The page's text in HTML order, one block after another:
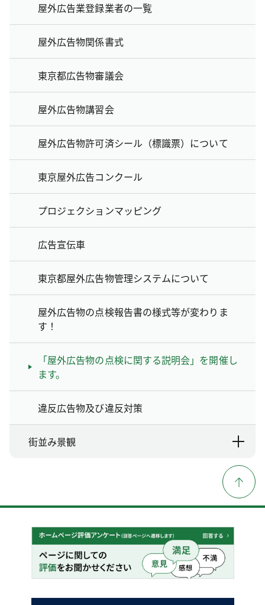
屋外広告業登録業者の一覧
屋外広告物関係書式
東京都広告物審議会
屋外広告物講習会
屋外広告物許可済シール（標識票）について
東京屋外広告コンクール
プロジェクションマッピング
広告宣伝車
東京都屋外広告物管理システムについて
屋外広告物の点検報告書の様式等が変わりま
す！
「屋外広告物の点検に関する説明会」を開催し
ます。
違反広告物及び違反対策
街並み景観